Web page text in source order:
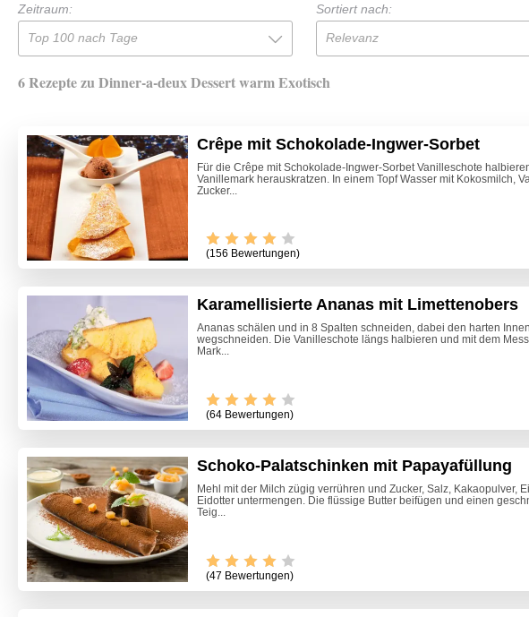
Zeitraum:
Top 100 nach Tage
Sortiert nach:
Relevanz
6 Rezepte zu Dinner-a-deux Dessert warm Exotisch
Crêpe mit Schokolade-Ingwer-Sorbet
Für die Crêpe mit Schokolade-Ingwer-Sorbet Vanilleschote
Vanillemark herauskratzen. In einem Topf Wasser mit Kokosmilch,
Zucker...
(156 Bewertungen)
Karamellisierte Ananas mit Limettenobers
Ananas schälen und in 8 Spalten schneiden, dabei den harten
wegschneiden. Die Vanilleschote längs halbieren und mit dem
Mark...
(64 Bewertungen)
Schoko-Palatschinken mit Papayafüllung
Mehl mit der Milch zügig verrühren und Zucker, Salz, Kakaopulver,
Eidotter untermengen. Die flüssige Butter beifügen und einen
Teig...
(47 Bewertungen)